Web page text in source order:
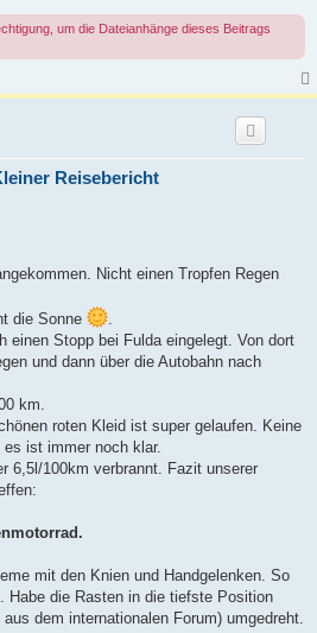
um die Dateianhänge dieses Beitrags
Reisebericht
Nicht einen Tropfen Regen
die Sonne
.
einen Stopp bei Fulda eingelegt. Von dort
und dann über die Autobahn nach
km.
roten Kleid ist super gelaufen. Keine
ist immer noch klar.
6,5l/100km verbrannt. Fazit unserer
mit den Knien und Handgelenken. So
Habe die Rasten in die tiefste Position
dem internationalen Forum) umgedreht.